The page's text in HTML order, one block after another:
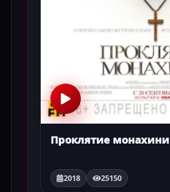
Проклятие монахини
2018 25150